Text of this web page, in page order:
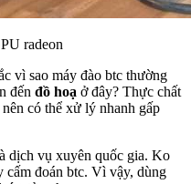
radeon
vì sao máy đào btc thường
đến đồ hoạ ở đây? Thực chất
có thể xử lý nhanh gấp
dịch vụ xuyên quốc gia. Ko
cấm đoán btc. Vì vậy, dùng